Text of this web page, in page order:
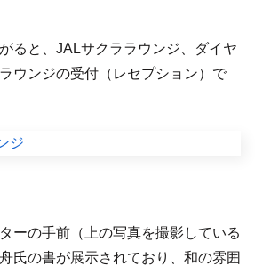
ると、JALサクララウンジ、ダイヤ
ウンジの受付（レセプション）で
ーの手前（上の写真を撮影している
氏の書が展示されており、和の雰囲